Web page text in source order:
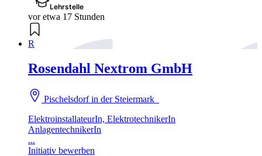
Lehrstelle
vor etwa 17 Stunden
R
Rosendahl Nextrom GmbH
Pischelsdorf in der Steiermark
ElektroinstallateurIn, ElektrotechnikerIn
AnlagentechnikerIn
...
Initiativ bewerben